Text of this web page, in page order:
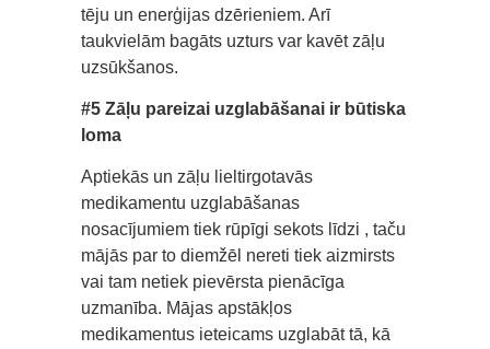
tēju un enerģijas dzērieniem. Arī
taukvielām bagāts uzturs var kavēt zāļu
uzsūkšanos.
#5 Zāļu pareizai uzglabāšanai ir būtiska
loma
Aptiekās un zāļu lieltirgotavās
medikamentu uzglabāšanas
nosacījumiem tiek rūpīgi sekots līdzi , taču
mājās par to diemžēl nereti tiek aizmirsts
vai tam netiek pievērsta pienācīga
uzmanība. Mājas apstākļos
medikamentus ieteicams uzglabāt tā, kā